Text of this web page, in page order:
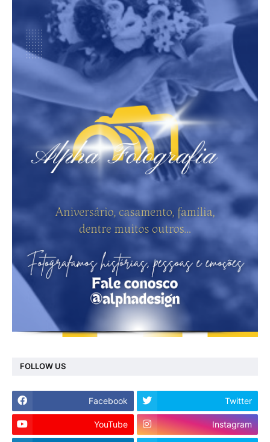
FOLLOW US
Facebook Twitter
YouTube Instagram